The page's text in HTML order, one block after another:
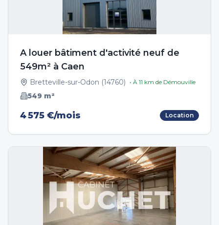
A louer bâtiment d'activité neuf de
549m² à Caen
Bretteville-sur-Odon (14760) • À 11 km de Démouville
549 m²
4 575 €/mois Location